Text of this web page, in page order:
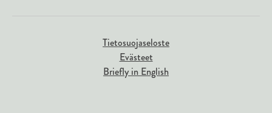
Tietosuojaseloste
Evästeet
Briefly in English